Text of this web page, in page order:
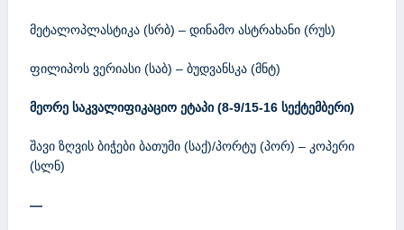
მეტალოპლასტიკა (სრბ) – დინამო ასტრახანი (რუს)
ფილიპოს ვერიასი (საბ) – ბუდვანსკა (მნტ)
მეორე საკვალიფიკაციო ეტაპი (8-9/15-16 სექტემბერი)
შავი ზღვის ბიჭები ბათუმი (საქ)/პორტუ (პორ) – კოპერი
(სლნ)
—